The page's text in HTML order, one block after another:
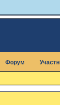
Форум